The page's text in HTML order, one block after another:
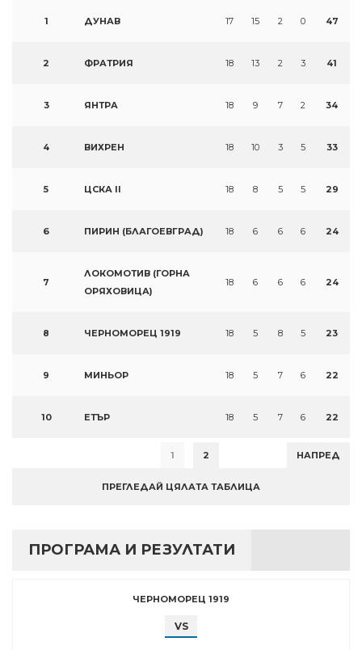
1 ДУНАВ 17 15 2 0 47
2 ФРАТРИЯ 18 13 2 3 41
3 ЯНТРА 18 9 7 2 34
4 ВИХРЕН 18 10 3 5 33
5 ЦСКА II 18 8 5 5 29
6 ПИРИН (БЛАГОЕВГРАД) 18 6 6 6 24
7
ЛОКОМОТИВ (ГОРНА
ОРЯХОВИЦА)
18 6 6 6 24
8 ЧЕРНОМОРЕЦ 1919 18 5 8 5 23
9 МИНЬОР 18 5 7 6 22
10 ЕТЪР 18 5 7 6 22
1 2 НАПРЕД
ПРЕГЛЕДАЙ ЦЯЛАТА ТАБЛИЦА
ПРОГРАМА И РЕЗУЛТАТИ
ЧЕРНОМОРЕЦ 1919
VS